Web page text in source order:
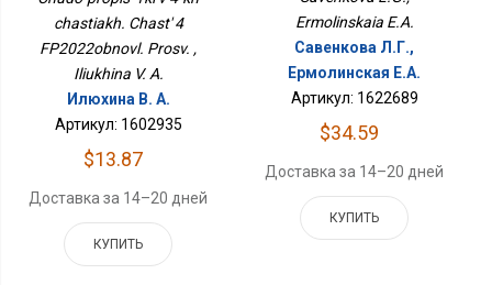
chastiakh. Chast' 4
FP2022obnovl. Prosv. ,
Iliukhina V. A.
Илюхина В. А.
Артикул: 1602935
$13.87
Доставка за 14–20 дней
КУПИТЬ
Ermolinskaia E.A.
Савенкова Л.Г.,
Ермолинская Е.А.
Артикул: 1622689
$34.59
Доставка за 14–20 дней
КУПИТЬ